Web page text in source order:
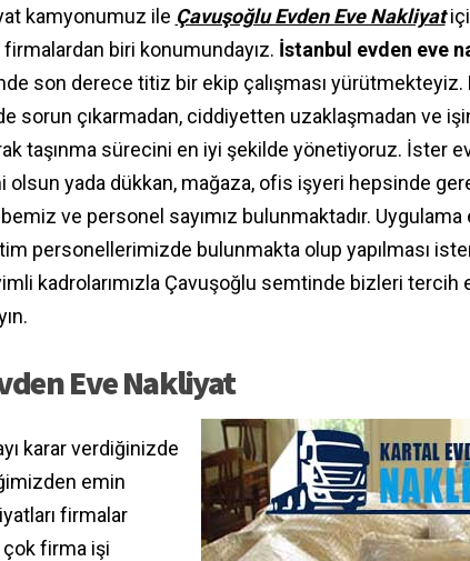
kamyonumuz ile Çavuşoğlu Evden Eve Nakliyat
firmalardan biri konumundayız. İstanbul evden eve
son derece titiz bir ekip çalışması yürütmekteyiz.
sorun çıkarmadan, ciddiyetten uzaklaşmadan ve
taşınma sürecini en iyi şekilde yönetiyoruz. İster
olsun yada dükkan, mağaza, ofis işyeri hepsinde
ve personel sayımız bulunmaktadır. Uygulama
personellerimizde bulunmakta olup yapılması
kadrolarımızla Çavuşoğlu semtinde bizleri tercih
Eve Nakliyat
karar verdiğinizde
emin
firmalar
çok firma işi